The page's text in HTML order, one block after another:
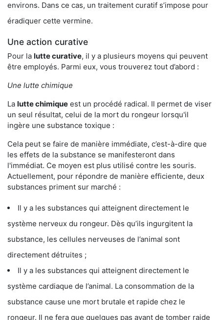
environs. Dans ce cas, un traitement curatif s’impose pour
éradiquer cette vermine.
Une action curative
Pour la lutte curative, il y a plusieurs moyens qui peuvent
être employés. Parmi eux, vous trouverez tout d’abord :
Une lutte chimique
La lutte chimique est un procédé radical. Il permet de viser
un seul résultat, celui de la mort du rongeur lorsqu'il
ingère une substance toxique :
Cela peut se faire de manière immédiate, c’est-à-dire que
les effets de la substance se manifesteront dans
l'immédiat. Ce moyen est plus utilisé contre les souris.
Actuellement, pour répondre de manière efficiente, deux
substances priment sur marché :
Il y a les substances qui atteignent directement le
système nerveux du rongeur. Dès qu’ils ingurgitent la
substance, les cellules nerveuses de l’animal sont
directement détruites ;
Il y a les substances qui atteignent directement le
système cardiaque de l’animal. La consommation de la
substance cause une mort brutale et rapide chez le
rongeur. Il ne fera que quelques pas avant de tomber raide